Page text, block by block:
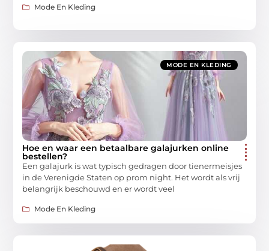
Mode En Kleding
MODE EN KLEDING
Hoe en waar een betaalbare galajurken online
bestellen?
Een galajurk is wat typisch gedragen door tienermeisjes
in de Verenigde Staten op prom night. Het wordt als vrij
belangrijk beschouwd en er wordt veel
Mode En Kleding